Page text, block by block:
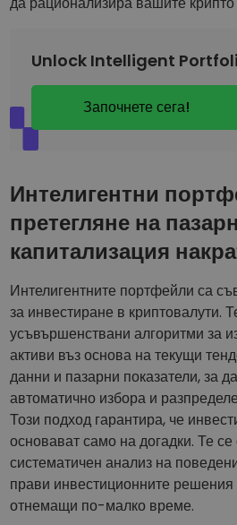
Unlock Intelligent
Започнете сега!
Интелигентни
претегляне на
капитализация
Интелигентните портфейли са
за инвестиране в криптовалути.
усъвършенствани алгоритми за
активи въз основа на текущи
данни и пазарни показатели, за
автоматично избора и
Този подход гарантира, че
основават само на догадки. Те
систематичен анализ на
прави инвестиционните
отнемащи по-малко време.